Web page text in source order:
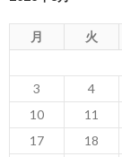
月 火
3
4
10
11
17
18